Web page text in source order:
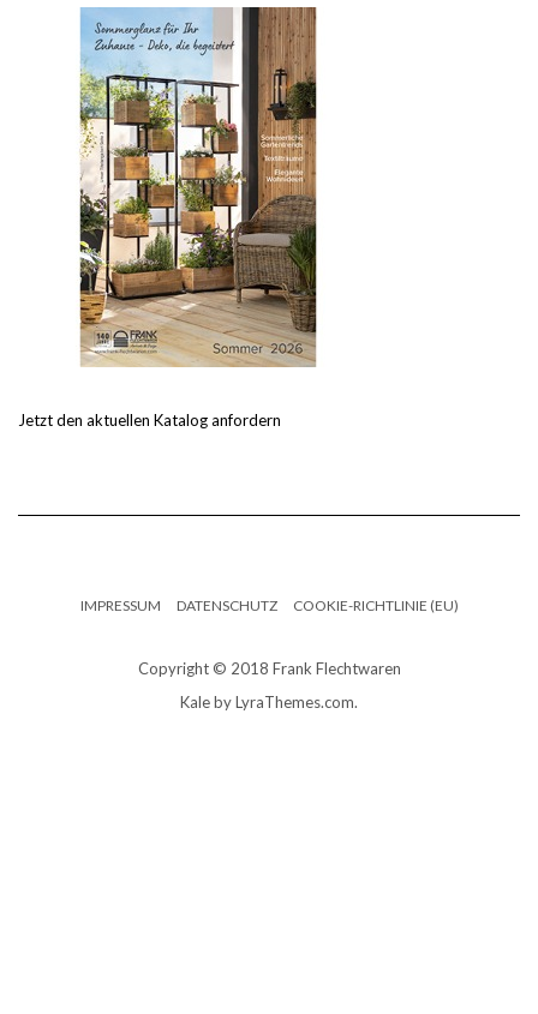
Jetzt den aktuellen Katalog anfordern
IMPRESSUM DATENSCHUTZ COOKIE-RICHTLINIE (EU)
Copyright © 2018 Frank Flechtwaren
Kaleby LyraThemes.com.